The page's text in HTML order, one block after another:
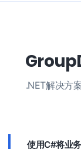
.NET解决方
使用C#将业